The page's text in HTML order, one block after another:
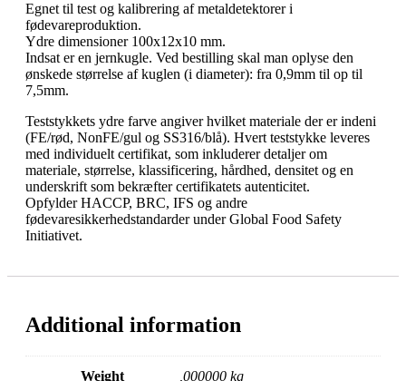
Egnet til test og kalibrering af metaldetektorer i
fødevareproduktion.
Ydre dimensioner 100x12x10 mm.
Indsat er en jernkugle. Ved bestilling skal man oplyse den
ønskede størrelse af kuglen (i diameter): fra 0,9mm til op til
7,5mm.
Teststykkets ydre farve angiver hvilket materiale der er indeni
(FE/rød, NonFE/gul og SS316/blå). Hvert teststykke leveres
med individuelt certifikat, som inkluderer detaljer om
materiale, størrelse, klassificering, hårdhed, densitet og en
underskrift som bekræfter certifikatets autenticitet.
Opfylder HACCP, BRC, IFS og andre
fødevaresikkerhedstandarder under Global Food Safety
Initiativet.
Additional information
Weight ,000000 kg